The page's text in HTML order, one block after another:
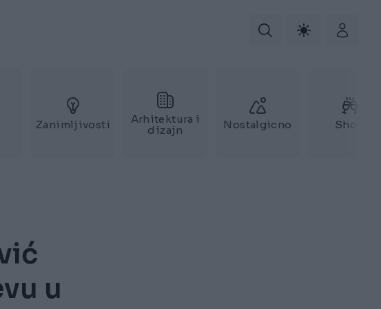
Zanimljivosti
Arhitektura i
dizajn
Nostalgicno Show
u